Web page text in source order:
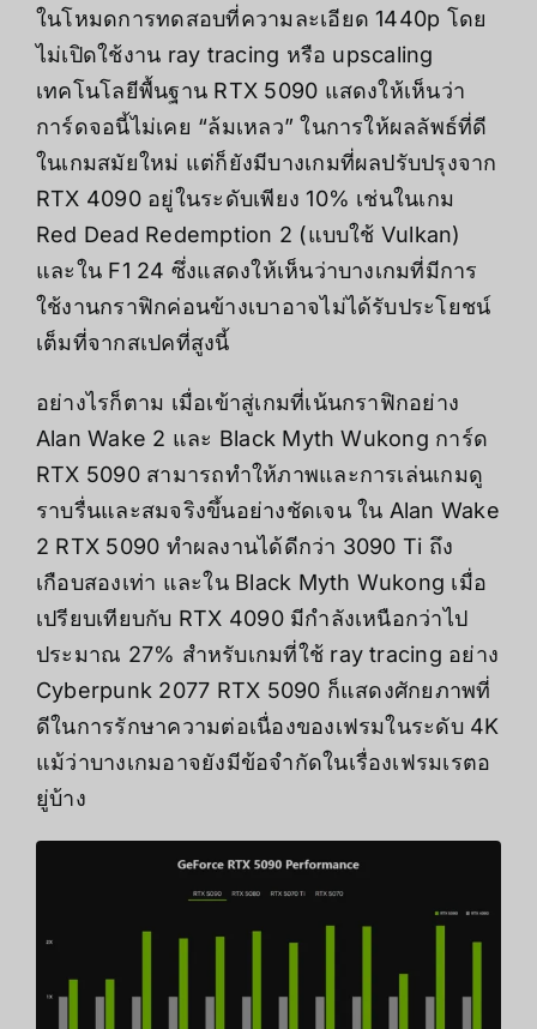
ในโหมดการทดสอบที่ความละเอียด 1440p โดย
ไม่เปิดใช้งาน ray tracing หรือ upscaling
เทคโนโลยีพื้นฐาน RTX 5090 แสดงให้เห็นว่า
การ์ดจอนี้ไม่เคย “ล้มเหลว” ในการให้ผลลัพธ์ที่ดี
ในเกมสมัยใหม่ แต่ก็ยังมีบางเกมที่ผลปรับปรุงจาก
RTX 4090 อยู่ในระดับเพียง 10% เช่นในเกม
Red Dead Redemption 2 (แบบใช้ Vulkan)
และใน F1 24 ซึ่งแสดงให้เห็นว่าบางเกมที่มีการ
ใช้งานกราฟิกค่อนข้างเบาอาจไม่ได้รับประโยชน์
เต็มที่จากสเปคที่สูงนี้
อย่างไรก็ตาม เมื่อเข้าสู่เกมที่เน้นกราฟิกอย่าง
Alan Wake 2 และ Black Myth Wukong การ์ด
RTX 5090 สามารถทำให้ภาพและการเล่นเกมดู
ราบรื่นและสมจริงขึ้นอย่างชัดเจน ใน Alan Wake
2 RTX 5090 ทำผลงานได้ดีกว่า 3090 Ti ถึง
เกือบสองเท่า และใน Black Myth Wukong เมื่อ
เปรียบเทียบกับ RTX 4090 มีกำลังเหนือกว่าไป
ประมาณ 27% สำหรับเกมที่ใช้ ray tracing อย่าง
Cyberpunk 2077 RTX 5090 ก็แสดงศักยภาพที่
ดีในการรักษาความต่อเนื่องของเฟรมในระดับ 4K
แม้ว่าบางเกมอาจยังมีข้อจำกัดในเรื่องเฟรมเรตอ
ยู่บ้าง